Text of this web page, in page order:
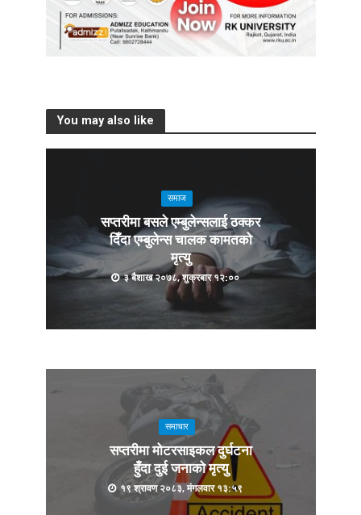
You may also like
समाज
सप्तरीमा बसले एम्बुलेन्सलाई ठक्कर
दिँदा एम्बुलेन्स चालक कामतको
मृत्यु
३ बैशाख २०७८, शुक्रबार १२:००
समाचार
सप्तरीमा मोटरसाइकल दुर्घटना
हुँदा दुई जनाको मृत्यु
१९ श्रावण २०८३, मंगलवार १३:५९